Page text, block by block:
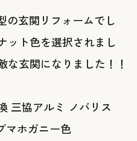
の玄関リフォームでし
ット色を選択されまし
な玄関になりました！！